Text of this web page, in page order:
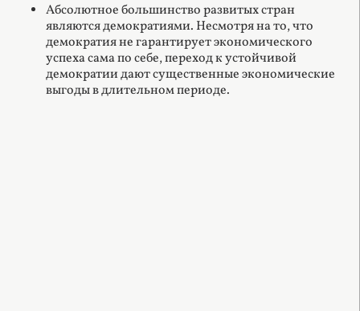
Абсолютное большинство развитых стран
являются демократиями. Несмотря на то, что
демократия не гарантирует экономического
успеха сама по себе, переход к устойчивой
демократии дают существенные экономические
выгоды в длительном периоде.